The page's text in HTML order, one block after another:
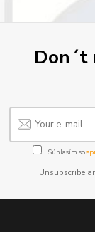
Don´t
Súhlasím so
Unsubscribe